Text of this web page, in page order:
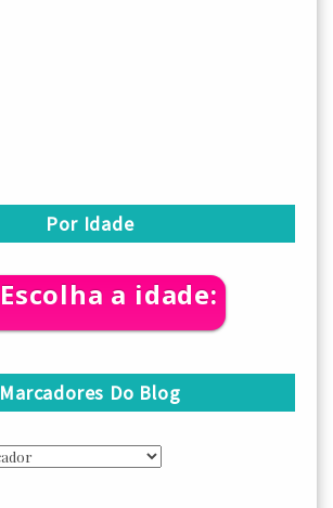
Por Idade
Escolha a idade:
Marcadores Do Blog